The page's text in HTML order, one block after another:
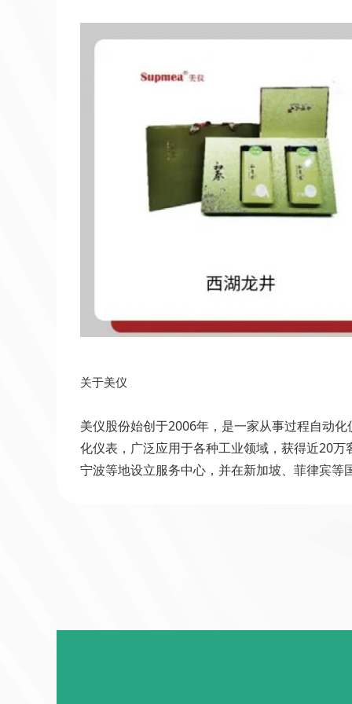
关于美仪
美仪股份始创于2006年，是一家从事过程自动
化仪表，广泛应用于各种工业领域，获得近20
宁波等地设立服务中心，并在新加坡、菲律宾